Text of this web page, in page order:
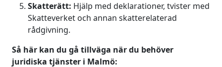
Skatterätt: Hjälp med deklarationer, tvister med
Skatteverket och annan skatterelaterad
rådgivning.
Så här kan du gå tillväga när du behöver
juridiska tjänster i Malmö: